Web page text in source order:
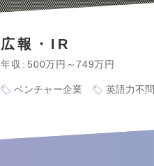
広報・IR
年収 500万円～749万円
ベンチャー企業 英語力不問